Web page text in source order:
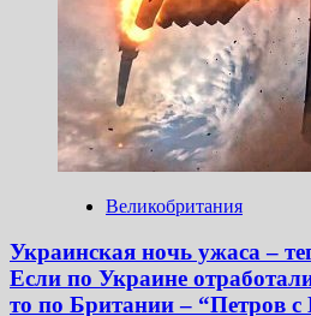
Великобритания
Украинская ночь ужаса –
Если по Украине
то по Британии – “Петров